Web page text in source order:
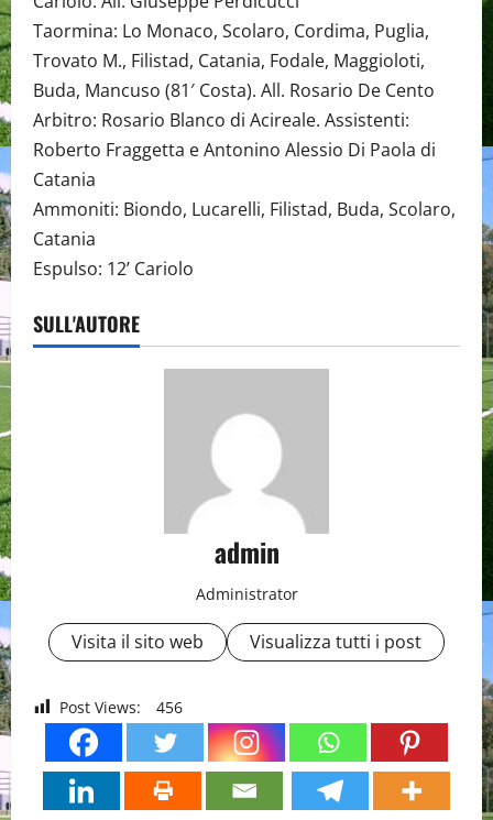
Taormina: Lo Monaco, Scolaro, Cordima, Puglia,
Trovato M., Filistad, Catania, Fodale, Maggioloti,
Buda, Mancuso (81′ Costa). All. Rosario De Cento
Arbitro: Rosario Blanco di Acireale. Assistenti:
Roberto Fraggetta e Antonino Alessio Di Paola di
Catania
Ammoniti: Biondo, Lucarelli, Filistad, Buda, Scolaro,
Catania
Espulso: 12’ Cariolo
SULL'AUTORE
admin
Administrator
Visita il sito web Visualizza tutti i post
Post Views: 456